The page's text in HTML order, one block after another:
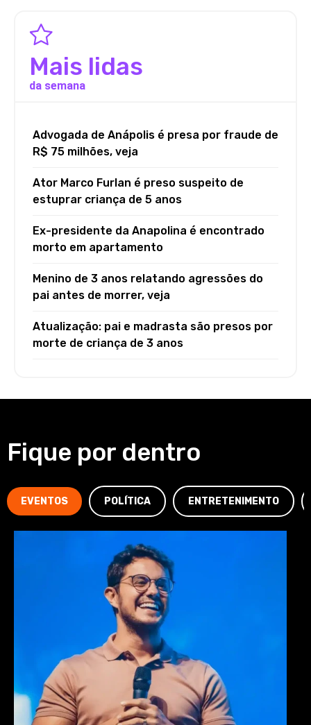
Mais lidas
da semana
Advogada de Anápolis é presa por fraude de
R$ 75 milhões, veja
Ator Marco Furlan é preso suspeito de
estuprar criança de 5 anos
Ex-presidente da Anapolina é encontrado
morto em apartamento
Menino de 3 anos relatando agressões do
pai antes de morrer, veja
Atualização: pai e madrasta são presos por
morte de criança de 3 anos
Fique por dentro
EVENTOS POLÍTICA ENTRETENIMENTO